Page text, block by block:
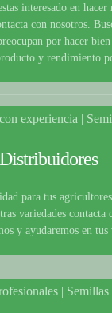
interesado en
con nosotros.
por hacer
y rendimiento
Distribuidores
para tus
variedades contacta
y ayudaremos en tus